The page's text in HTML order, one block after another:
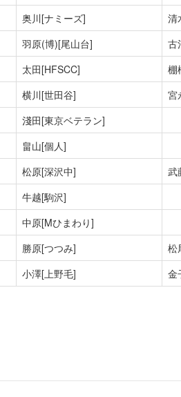
奥川[ナミーズ] 清
羽原(博)[尾山台] 古
太田[HFSCC] 棚
横川[世田谷] 宮
淺田[東京ベテラン]
畠山[個人]
松原[深沢中] 武
牛越[駒沢]
中原[Mひまわり]
勝原[つつみ] 松
小澤[上野毛] 金